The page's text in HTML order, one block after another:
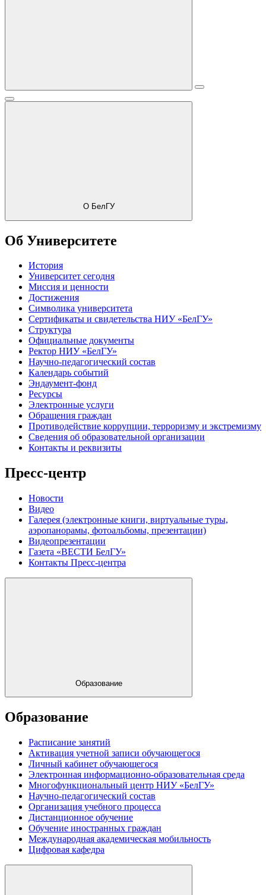
О БелГУ
Об Университете
История
Университет сегодня
Миссия и ценности
Достижения
Символика университета
Сертификаты и свидетельства НИУ «БелГУ»
Структура
Официальные документы
Ректор НИУ «БелГУ»
Научно-педагогический состав
Календарь событий
Эндаумент-фонд
Ресурсы
Электронные услуги
Обращения граждан
Противодействие коррупции, терроризму и экстремизму
Сведения об образовательной организации
Контакты и реквизиты
Пресс-центр
Новости
Видео
Галерея (электронные книги, виртуальные туры,
аэропанорамы, фотоальбомы, презентации)
Видеопрезентации
Газета «ВЕСТИ БелГУ»
Контакты Пресс-центра
Образование
Образование
Расписание занятий
Активация учетной записи обучающегося
Личный кабинет обучающегося
Электронная информационно-образовательная среда
Многофункциональный центр НИУ «БелГУ»
Научно-педагогический состав
Организация учебного процесса
Дистанционное обучение
Обучение иностранных граждан
Международная академическая мобильность
Цифровая кафедра